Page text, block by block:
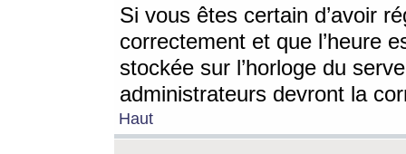
Si vous êtes certain d’avoir
correctement et que l’heure
stockée sur l’horloge du
administrateurs devront la
Haut